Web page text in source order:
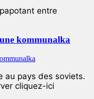
entre
kommunalka
au pays des soviets.
cliquez-ici